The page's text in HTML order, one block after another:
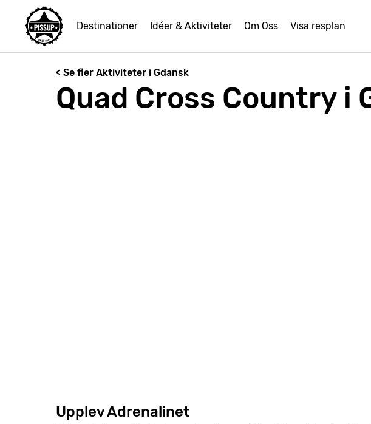
Destinationer Idéer & Aktiviteter Om Oss Visa resplan
< Se fler Aktiviteter i Gdansk
Quad Cross Country i
Upplev Adrenalinet